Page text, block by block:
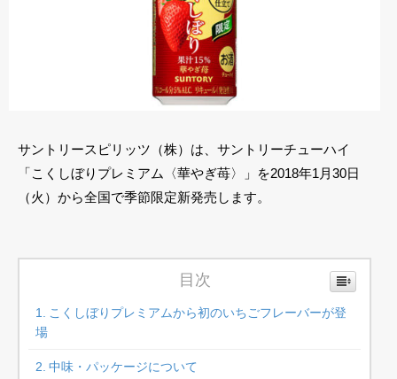
サントリースピリッツ（株）は、サントリーチューハイ
「こくしぼりプレミアム〈華やぎ苺〉」を2018年1月30日
（火）から全国で季節限定新発売します。
目次
こくしぼりプレミアムから初のいちごフレーバーが登
場
中味・パッケージについて